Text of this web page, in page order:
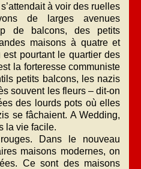
à voir des ruelles
de larges avenues
de balcons, des petits
maisons à quatre et
pourtant le quartier des
la forteresse communiste
petits balcons, les nazis
souvent les fleurs – dit-on
des lourds pots où elles
se fâchaient. A Wedding,
la vie facile.
Dans le nouveau
maisons modernes, on
Ce sont des maisons